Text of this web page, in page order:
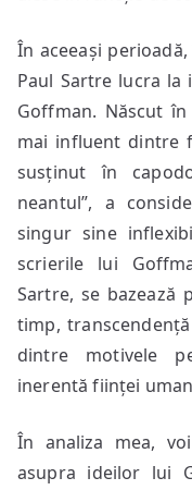
În aceeași
Paul Sartre lucra la
Goffman. Născut
mai influent dintre
susținut în
neantul”, a
singur sine
scrierile lui
Sartre, se bazează
timp,
dintre motivele
inerentă ființei
În analiza mea,
asupra ideilor lui